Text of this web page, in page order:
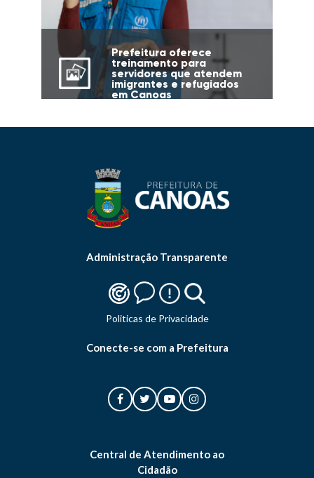
Prefeitura oferece
treinamento para
servidores que atendem
imigrantes e refugiados
em Canoas
Administração Transparente
Politicas de Privacidade
Conecte-se com a Prefeitura
Central de Atendimento ao
Cidadão